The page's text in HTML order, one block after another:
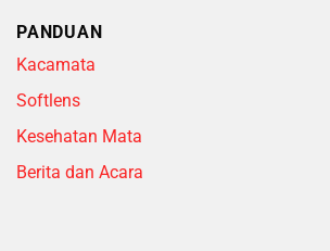
PANDUAN
Kacamata
Softlens
Kesehatan Mata
Berita dan Acara